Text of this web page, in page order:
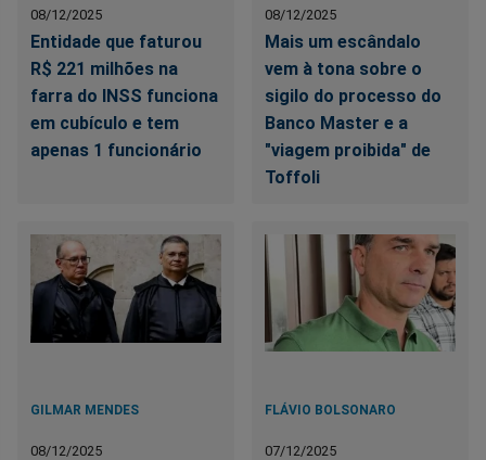
08/12/2025
Entidade que faturou
R$ 221 milhões na
farra do INSS funciona
em cubículo e tem
apenas 1 funcionário
08/12/2025
Mais um escândalo
vem à tona sobre o
sigilo do processo do
Banco Master e a
"viagem proibida" de
Toffoli
GILMAR MENDES
08/12/2025
FLÁVIO BOLSONARO
07/12/2025